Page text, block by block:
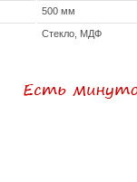
500 мм
Стекло, МДФ